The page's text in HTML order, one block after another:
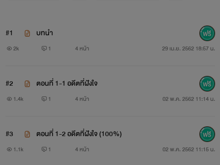
เจ้าของไร่กล่าวหาว่าเธอเป็นหัวขโมย เธอต้องชดใช้รับกรรมในสิ่ง
ที่ตัวเองไม่ได้ก่อ แต่โชคชะตากลับเล่นตลกให้เธอหลงรักเขาอย่าง
อยู่ในหัวก็ตาม
#1 บทนำ
2k 1 4 หน้า 29 เม.ย. 2562 18:57 น.
#2 ตอนที่ 1-1 อดีตที่ฝังใจ
1.4k 1 4 หน้า 02 พ.ค. 2562 11:14 น.
#3 ตอนที่ 1-2 อดีตที่ฝังใจ (100%)
1.1k 1 4 หน้า 02 พ.ค. 2562 11:15 น.